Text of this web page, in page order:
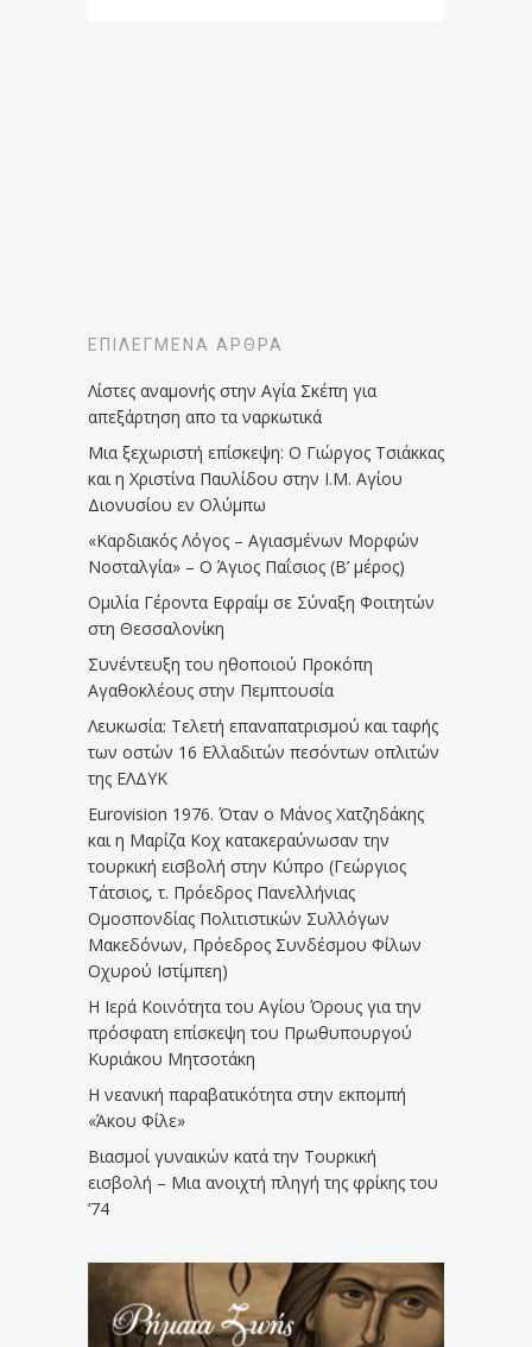
ΕΠΙΛΕΓΜΈΝΑ ΆΡΘΡΑ
Λίστες αναμονής στην Αγία Σκέπη για
απεξάρτηση απο τα ναρκωτικά
Μια ξεχωριστή επίσκεψη: Ο Γιώργος Τσιάκκας
και η Χριστίνα Παυλίδου στην Ι.Μ. Αγίου
Διονυσίου εν Ολύμπω
«Καρδιακός Λόγος – Αγιασμένων Μορφών
Νοσταλγία» – Ο Άγιος Παΐσιος (Β’ μέρος)
Ομιλία Γέροντα Εφραίμ σε Σύναξη Φοιτητών
στη Θεσσαλονίκη
Συνέντευξη του ηθοποιού Προκόπη
Αγαθοκλέους στην Πεμπτουσία
Λευκωσία: Τελετή επαναπατρισμού και ταφής
των οστών 16 Ελλαδιτών πεσόντων οπλιτών
της ΕΛΔΥΚ
Eurovision 1976. Όταν ο Μάνος Χατζηδάκης
και η Μαρίζα Κοχ κατακεραύνωσαν την
τουρκική εισβολή στην Κύπρο (Γεώργιος
Τάτσιος, τ. Πρόεδρος Πανελλήνιας
Ομοσπονδίας Πολιτιστικών Συλλόγων
Μακεδόνων, Πρόεδρος Συνδέσμου Φίλων
Οχυρού Ιστίμπεη)
Η Ιερά Κοινότητα του Αγίου Όρους για την
πρόσφατη επίσκεψη του Πρωθυπουργού
Κυριάκου Μητσοτάκη
Η νεανική παραβατικότητα στην εκπομπή
«Άκου Φίλε»
Βιασμοί γυναικών κατά την Τουρκική
εισβολή – Μια ανοιχτή πληγή της φρίκης του
’74